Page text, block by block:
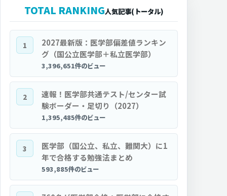
TOTAL RANKING人気記事(トータル)
1
2027最新版：医学部偏差値ランキン
グ（国公立医学部＋私立医学部）
3,396,651件のビュー
2
速報！医学部共通テスト/センター試
験ボーダー・足切り（2027）
1,395,485件のビュー
3
医学部（国公立、私立、難関大）に1
年で合格する勉強法まとめ
593,885件のビュー